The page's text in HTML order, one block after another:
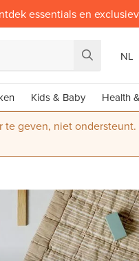
essentials en
NL
Kids & Baby Health
geven, niet